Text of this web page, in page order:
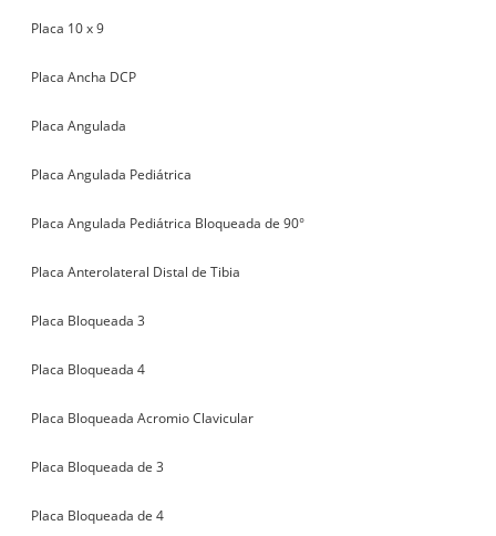
Placa 10 x 9
Placa Ancha DCP
Placa Angulada
Placa Angulada Pediátrica
Placa Angulada Pediátrica Bloqueada de 90°
Placa Anterolateral Distal de Tibia
Placa Bloqueada 3
Placa Bloqueada 4
Placa Bloqueada Acromio Clavicular
Placa Bloqueada de 3
Placa Bloqueada de 4